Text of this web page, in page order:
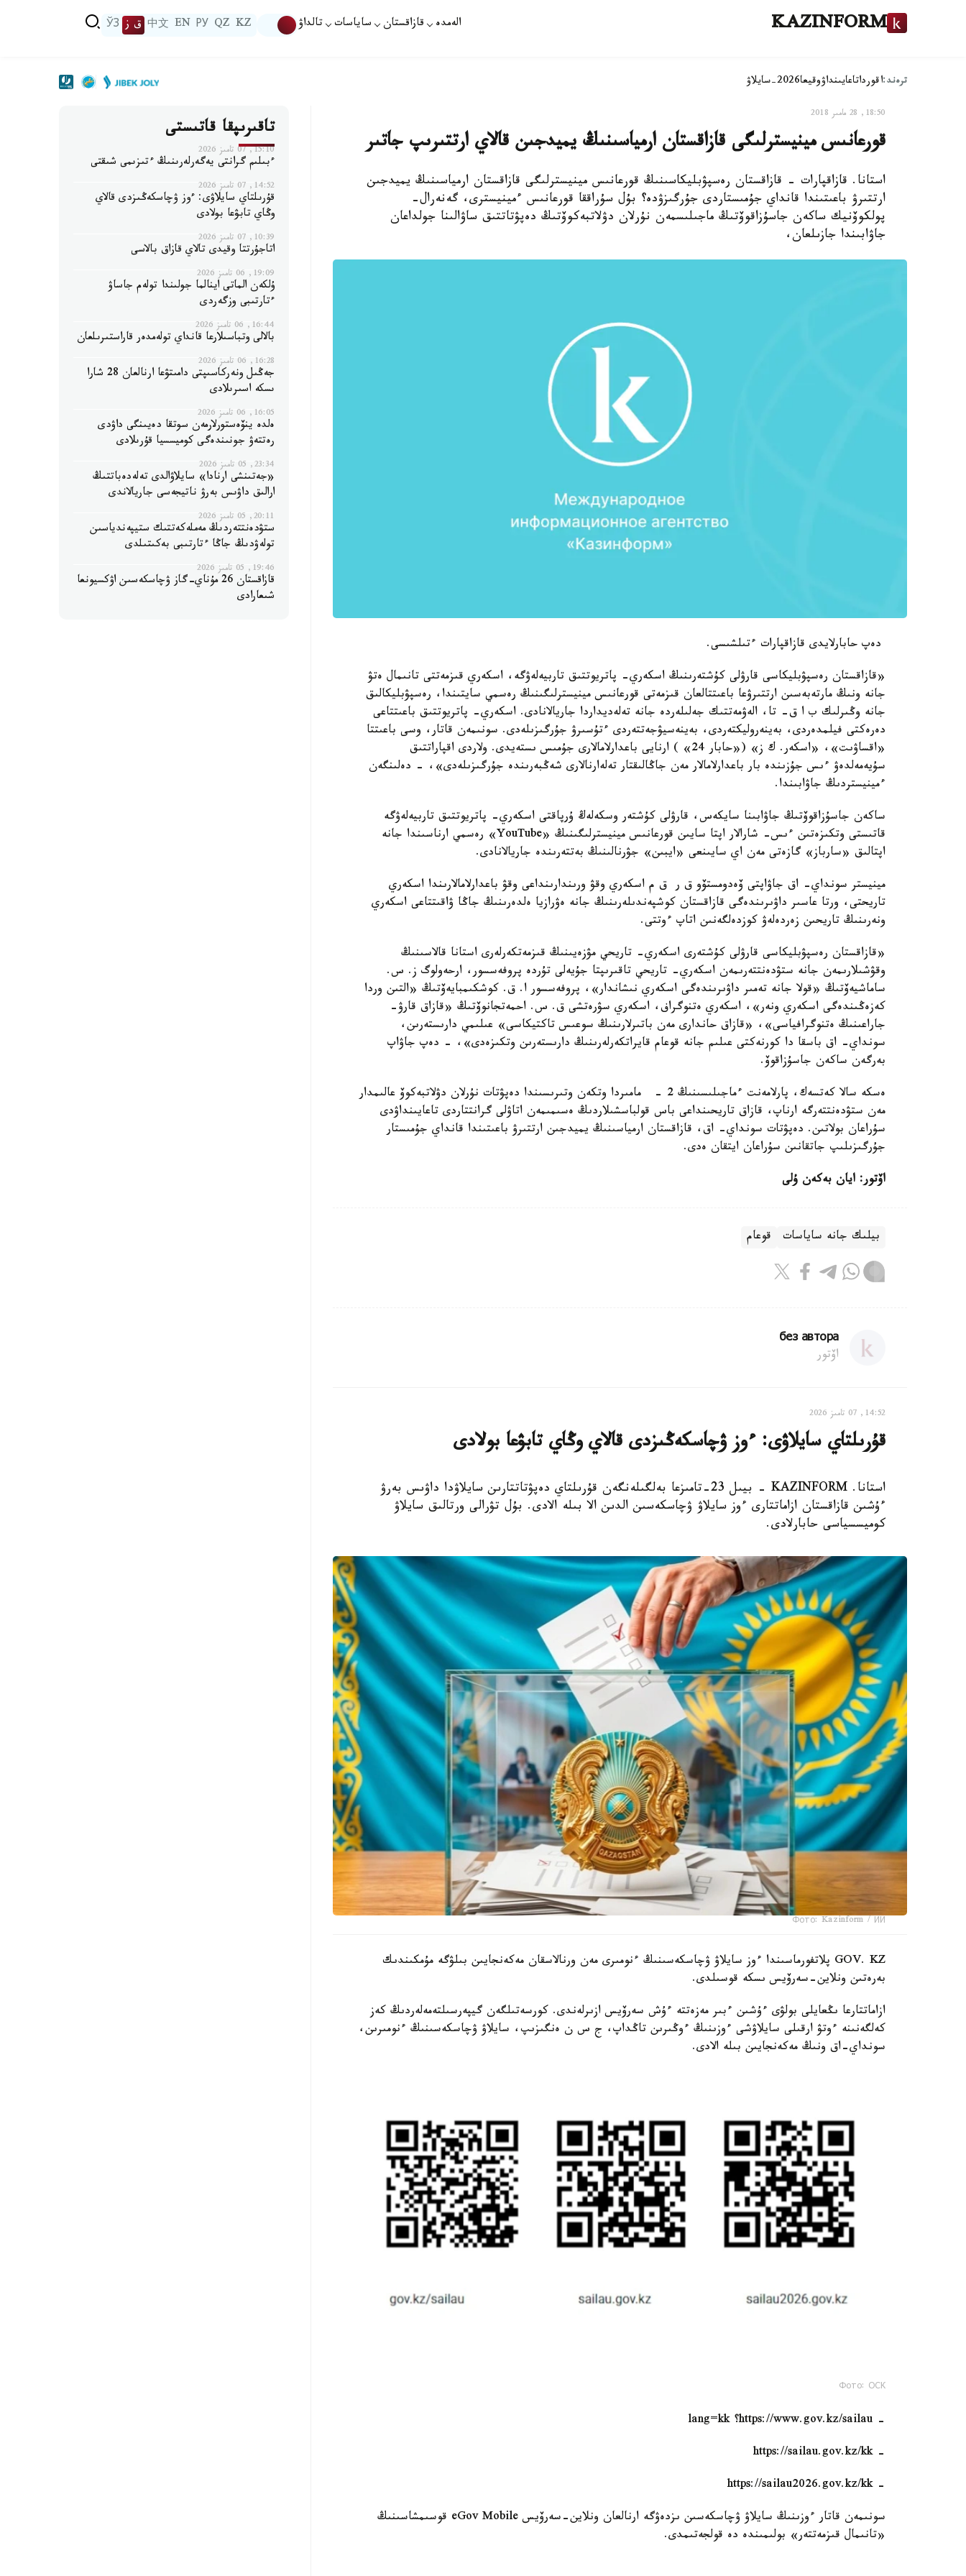
KAZINFORM الەمدە قازاقستان ساياسات تالداۋ KZ
QZ
РУ
EN
中文 ق ز ЎЗ
ترەند:اقورداتاعايىنداۋوقيعا2026-سايلاۋ
18:50, 28 مامىر 2018
قورعانىس مينيسترلىگى قازاقستان ارمياسىنىڭ يميدجىن قالاي ارتتىرىپ جاتىر
استانا. قازاقپارات - قازاقستان رەسپۋبليكاسىنىڭ قورعانىس مينيسترلىگى قازاقستان ارمياسىنىڭ يميدجىن
ارتتىرۋ باعىتىندا قانداي جۇمىستاردى جۇرگىزۋدە؟ بۇل سۇراققا قورعانىس ءمينيسترى، گەنەرال-
پولكوۆنيك ساكەن جاسۇزاقوۆتىڭ ماجىلىسمەن نۇرلان دۋلاتبەكوۆتىڭ دەپۋتاتتىق ساۋالىنا جولداعان
جاۋابىندا جازىلعان،
دەپ حابارلايدى قازاقپارات ءتىلشىسى.
«قازاقستان رەسپۋبليكاسى قارۋلى كۇشتەرىنىڭ اسكەري- پاتريوتتىق تاربيەلەۋگە، اسكەري قىزمەتتى تانىمال ەتۋ
جانە ونىڭ مارتەبەسىن ارتتىرۋعا باعىتتالعان قىزمەتى قورعانىس مينيسترلىگىنىڭ رەسمي سايتىندا، رەسپۋبليكالىق
جانە وڭىرلىك ب ا ق- تا، الەۋمەتتىك جەلىلەردە جانە تەلەديداردا جاريالانادى. اسكەري- پاتريوتتىق باعىتتاعى
دەرەكتى فيلمدەردى، بەينەروليكتەردى، بەينەسيۋجەتتەردى ءتۇسىرۋ جۇرگىزىلەدى. سونىمەن قاتار، وسى باعىتتا
«اقساۋىت»، «اسكەر. ك ز» («حابار 24» ) ارنايى باعدارلامالارى جۇمىس ىستەيدى. ولاردى اقپاراتتىق
سۇيەمەلدەۋ ءىس جۇزىندە بار باعدارلامالار مەن جاڭالىقتار تەلەارنالارى شەڭبەرىندە جۇرگىزىلەدى»، - دەلىنگەن
ءمينيستردىڭ جاۋابىندا.
ساكەن جاسۇزاقوۆتىڭ جاۋابىنا سايكەس، قارۋلى كۇشتەر وسكەلەڭ ۇرپاقتى اسكەري- پاتريوتتىق تاربيەلەۋگە
قاتىستى وتكىزەتىن ءىس- شارالار اپتا سايىن قورعانىس مينيسترلىگىنىڭ «YouTube» رەسمي ارناسىندا جانە
اپتالىق «سارباز» گازەتى مەن اي سايىنعى «ايبىن» جۋرنالىنىڭ بەتتەرىندە جاريالانادى.
مينيستر سونداي- اق جاۋاپتى ۆەدومستۆو ق ر ق م اسكەري وقۋ ورىندارىنداعى وقۋ باعدارلامالارىندا اسكەري
تاريحتى، ورتا عاسىر داۋىرىندەگى قازاقستان كوشپەندىلەرىنىڭ جانە ەۋرازيا ەلدەرىنىڭ جاڭا ۋاقىتتاعى اسكەري
ونەرىنىڭ تاريحىن زەردەلەۋ كوزدەلگەنىن اتاپ ءوتتى.
«قازاقستان رەسپۋبليكاسى قارۋلى كۇشتەرى اسكەري- تاريحي مۋزەيىنىڭ قىزمەتكەرلەرى استانا قالاسىنىڭ
وقۋشىلارىمەن جانە ستۋدەنتتەرىمەن اسكەري- تاريحي تاقىرىپتا جۇيەلى تۇردە پروفەسسور، ارحەولوگ ز. س.
ساماشيەۆتىڭ «قولا جانە تەمىر داۋىرىندەگى اسكەري نىشاندار»، پروفەسسور ا. ق. كوشكىمبايەۆتىڭ «التىن وردا
كەزەڭىندەگى اسكەري ونەر»، اسكەري ەتنوگراف، اسكەري سۋرەتشى ق. س. احمەتجانوۆتىڭ «قازاق قارۋ-
جاراعىنىڭ ەتنوگرافياسى»، «قازاق حاندارى مەن باتىرلارىنىڭ سوعىس تاكتيكاسى» عىلىمي دارىستەرىن،
سونداي- اق باسقا دا كورنەكتى عىلىم جانە قوعام قايراتكەرلەرىنىڭ دارىستەرىن وتكىزەدى»، - دەپ جاۋاپ
بەرگەن ساكەن جاسۇزاقوۆ.
ەسكە سالا كەتسەك، پارلامەنت ءماجىلىسىنىڭ 2 - مامىردا وتكەن وتىرىسىندا دەپۋتات نۇرلان دۋلاتبەكوۆ عالىمدار
مەن ستۋدەنتتەرگە ارناپ، قازاق تاريحىنداعى باس قولباسشىلاردىڭ ەسىمىمەن اتاۋلى گرانتتاردى تاعايىنداۋدى
سۇراعان بولاتىن. دەپۋتات سونداي- اق، قازاقستان ارمياسىنىڭ يميدجىن ارتتىرۋ باعىتىندا قانداي جۇمىستار
جۇرگىزىلىپ جاتقانىن سۇراعان ايتقان ەدى.
اۆتور: ايان بەكەن ۇلى
بيلىك جانە ساياسات قوعام
без автора
اۆتور
14:52, 07 تامىز 2026
قۇرىلتاي سايلاۋى: ءوز ۋچاسكەڭىزدى قالاي وڭاي تابۋعا بولادى
استانا. KAZINFORM - بيىل 23-تامىزعا بەلگىلەنگەن قۇرىلتاي دەپۋتاتتارىن سايلاۋدا داۋىس بەرۋ
ءۇشىن قازاقستان ازاماتتارى ءوز سايلاۋ ۋچاسكەسىن الدىن الا بىلە الادى. بۇل تۋرالى ورتالىق سايلاۋ
كوميسسياسى حابارلادى.
Фото: Kazinform / ИИ
GOV. KZ پلاتفورماسىندا ءوز سايلاۋ ۋچاسكەسىنىڭ ءنومىرى مەن ورنالاسقان مەكەنجايىن بىلۋگە مۇمكىندىك
بەرەتىن ونلاين-سەرۆيس ىسكە قوسىلدى.
ازاماتتارعا ىڭعايلى بولۋى ءۇشىن ءبىر مەزەتتە ءۇش سەرۆيس ازىرلەندى. كورسەتىلگەن گيپەرسىلتەمەلەردىڭ كەز
كەلگەنىنە ءوتۋ ارقىلى سايلاۋشى ءوزىنىڭ ءوڭىرىن تاڭداپ، ج س ن ەنگىزىپ، سايلاۋ ۋچاسكەسىنىڭ ءنومىرىن،
سونداي-اق ونىڭ مەكەنجايىن بىلە الادى.
Фото: ОСК
- https://www.gov.kz/sailau؟ lang=kk
- https://sailau.gov.kz/kk
- https://sailau2026.gov.kz/kk
سونىمەن قاتار ءوزىنىڭ سايلاۋ ۋچاسكەسىن ىزدەۋگە ارنالعان ونلاين-سەرۆيس eGov Mobile قوسىمشاسىنىڭ
«تانىمال قىزمەتتەر» بولىمىندە دە قولجەتىمدى.
تاقىرىپقا قاتىستى
15:10, 07 تامىز 2026
ءبىلىم گرانتى يەگەرلەرىنىڭ ءتىزىمى شىقتى
14:52, 07 تامىز 2026
قۇرىلتاي سايلاۋى: ءوز ۋچاسكەڭىزدى قالاي
وڭاي تابۋعا بولادى
10:39, 07 تامىز 2026
اتاجۇرتتا وقيدى تالاي قازاق بالاسى
19:09, 06 تامىز 2026
ۇلكەن الماتى اينالما جولىندا تولەم جاساۋ
ءتارتىبى وزگەردى
16:44, 06 تامىز 2026
بالالى وتباسىلارعا قانداي تولەمدەر قاراستىرىلعان
16:28, 06 تامىز 2026
جەڭىل ونەركاسىپتى دامىتۋعا ارنالعان 28 شارا
ىسكە اسىرىلادى
16:05, 06 تامىز 2026
ەلدە ينۆەستورلارمەن سوتقا دەيىنگى داۋدى
رەتتەۋ جونىندەگى كوميسسيا قۇرىلادى
23:34, 05 تامىز 2026
«جەتىنشى ارنادا» سايلاۋالدى تەلەدەباتتىڭ
ارالىق داۋىس بەرۋ ناتيجەسى جاريالاندى
20:11, 05 تامىز 2026
ستۋدەنتتەردىڭ مەملەكەتتىك ستيپەندياسىن
تولەۋدىڭ جاڭا ءتارتىبى بەكىتىلدى
19:46, 05 تامىز 2026
قازاقستان 26 مۇناي-گاز ۋچاسكەسىن اۋكسيونعا
شىعارادى